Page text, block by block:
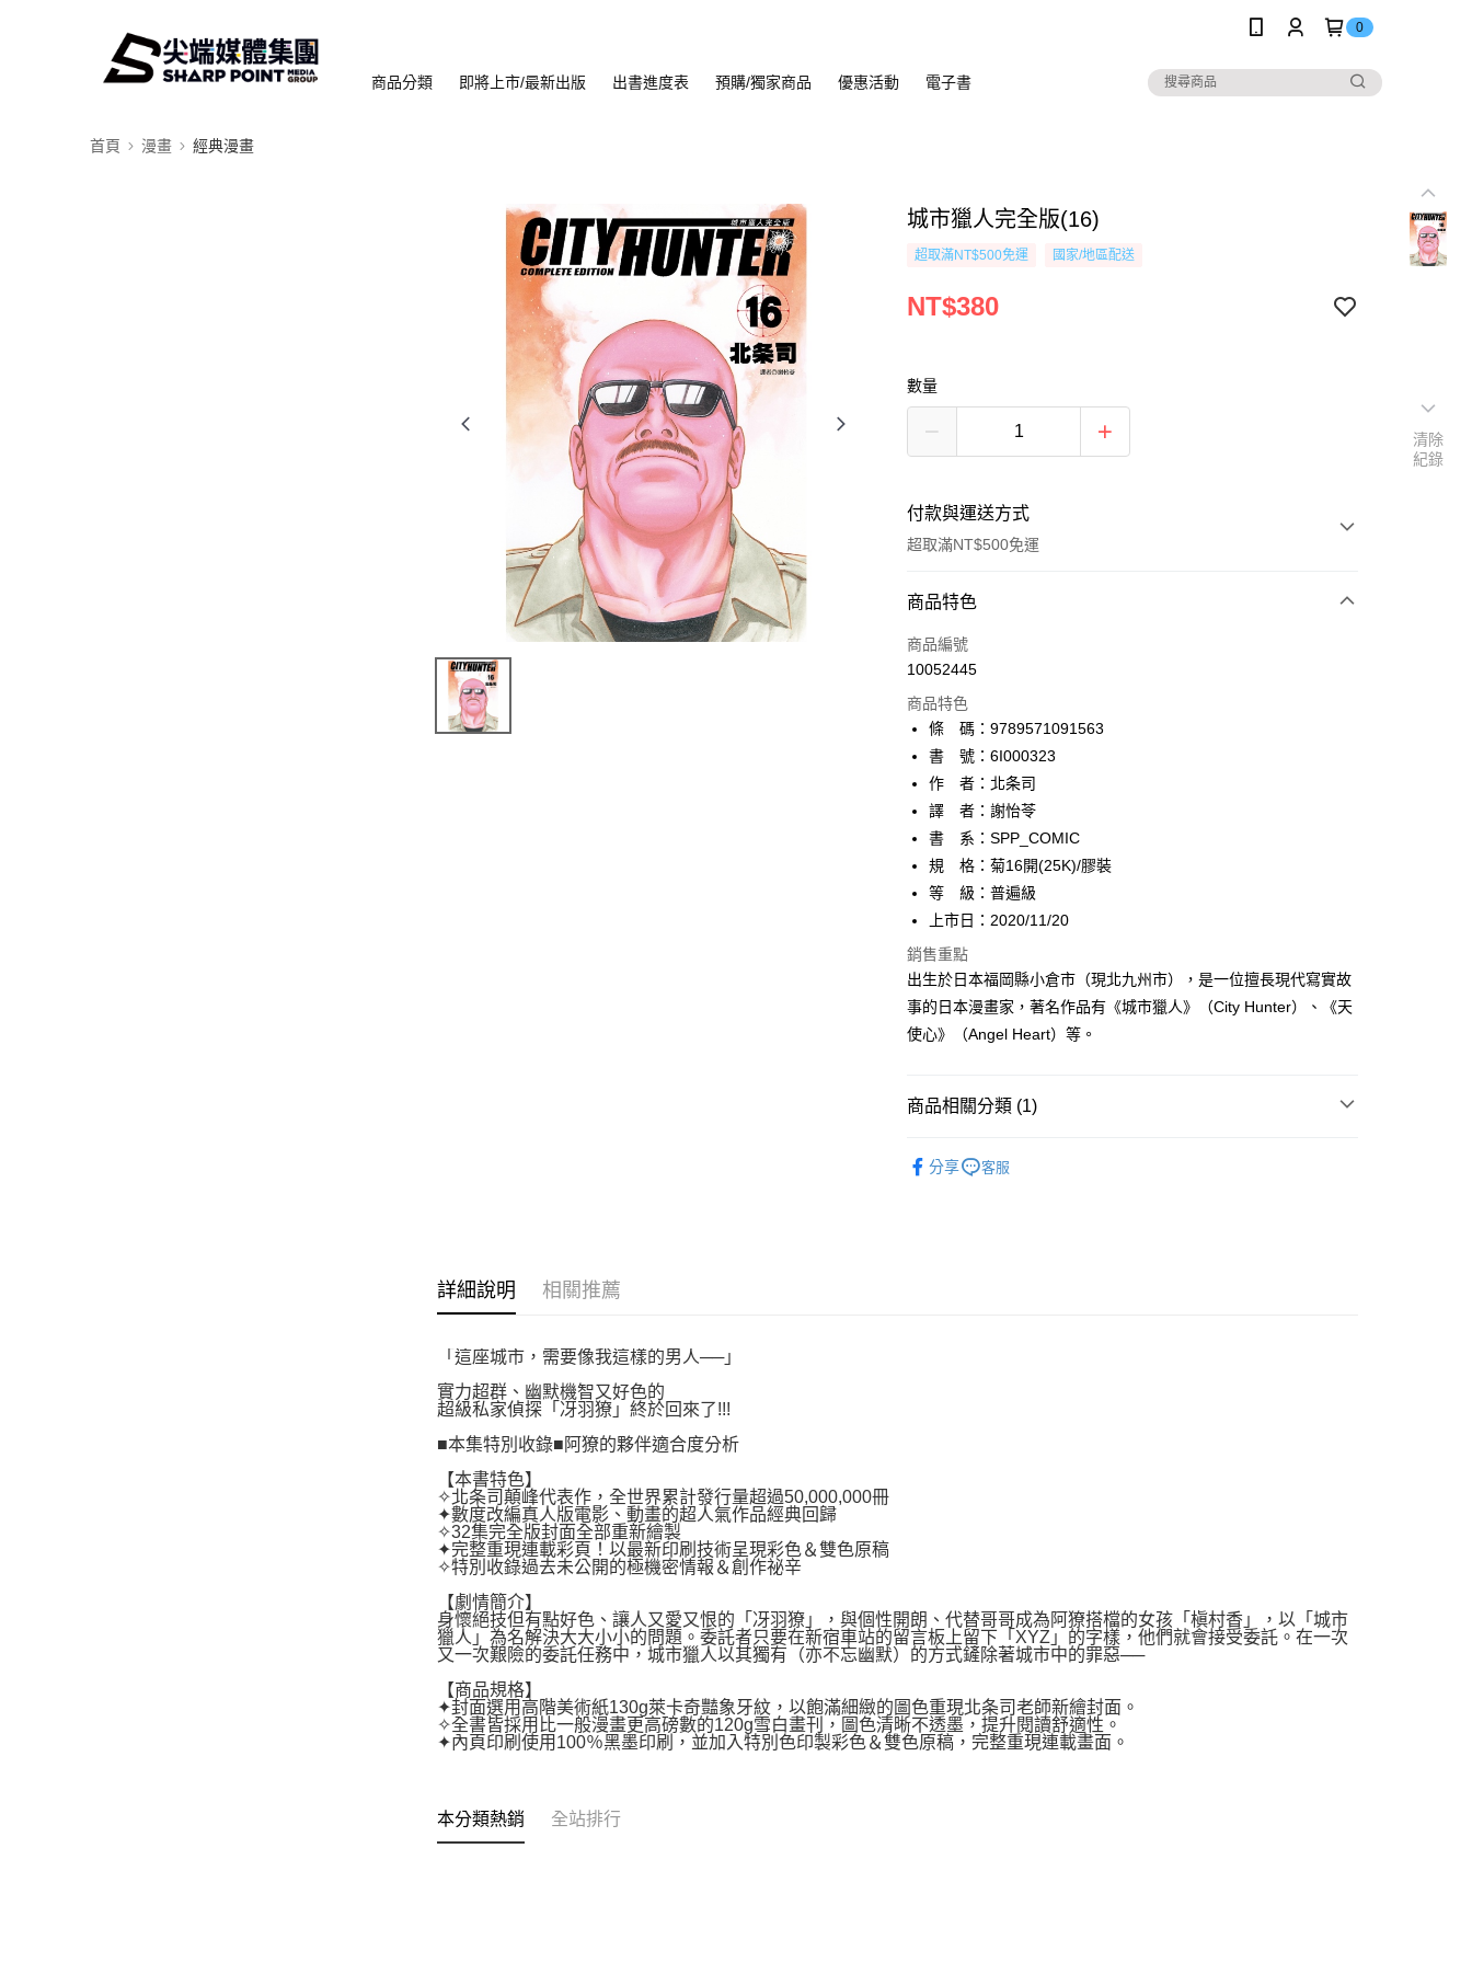
0
商品分類 即將上市/最新出版 出書進度表 預購/獨家商品 優惠活動 電子書
首頁 漫畫 經典漫畫
城市獵人完全版(16)
超取滿NT$500免運 國家/地區配送
NT$380
數量
付款與運送方式
超取滿NT$500免運
付款方式
信用卡一次付款
AFTEE先享後付
相關說明
AFTEE先享後付是「在收到商品之後才付款」的支付方式。 讓您購物簡單
便利好安心！
１．簡單：不需註冊會員、不需綁卡、不需儲值。
２．便利：只要手機號碼，簡訊認證，即可結帳。
３．安心：先確認商品／服務後，再付款。
１．於結帳方式選擇「AFTEE先享後付」後，將跳轉至「AFTEE先享後
付」結帳頁面，進行簡訊認證並確認金額後，即可完成結帳。
２．訂單成立數日內，您將收到繳費通知簡訊。
３．收到繳費通知簡訊後14天內，點擊此簡訊中的連結，可透過四大超商
／ATM／網路銀行／等多元方式進行付款，方視為交易完成。
※ 請注意：結帳手續完成當下不需立刻繳費，但若您需要取消訂單，請聯
絡購買商品的店家。未經商家同意取消之訂單仍視為有效，需透過AFTEE
是否繳費成功／繳費後需取消欲退款等相關疑問，請聯繫「AFTEE先享後
【注意事項】
ATM付款
運送方式
全家取貨付款
每筆NT$80，滿NT$500(含以上)免運費
付款後全家取貨
每筆NT$80，滿NT$500(含以上)免運費
萊爾富取貨付款
付款後萊爾富取貨
7-11取貨付款
商品特色
商品編號
10052445
商品特色
條 碼：9789571091563
書 號：6I000323
作 者：北条司
譯 者：謝怡苓
書 系：SPP_COMIC
規 格：菊16開(25K)/膠裝
等 級：普遍級
上市日：2020/11/20
銷售重點
出生於日本福岡縣小倉市（現北九州市），是一位擅長現代寫實故
事的日本漫畫家，著名作品有《城市獵人》（City Hunter）、《天
使心》（Angel Heart）等。
商品相關分類 (1)
分享
客服
詳細說明 相關推薦
「這座城市，需要像我這樣的男人──」
實力超群、幽默機智又好色的
超級私家偵探「冴羽獠」終於回來了!!!
■本集特別收錄■阿獠的夥伴適合度分析
【本書特色】
✧北条司顛峰代表作，全世界累計發行量超過50,000,000冊
✦數度改編真人版電影、動畫的超人氣作品經典回歸
✧32集完全版封面全部重新繪製
✦完整重現連載彩頁！以最新印刷技術呈現彩色＆雙色原稿
✧特別收錄過去未公開的極機密情報＆創作祕辛
【劇情簡介】
身懷絕技但有點好色、讓人又愛又恨的「冴羽獠」，與個性開朗、代替哥哥成為阿獠搭檔的女孩「槇村香」，以「城市
獵人」為名解決大大小小的問題。委託者只要在新宿車站的留言板上留下「XYZ」的字樣，他們就會接受委託。在一次
又一次艱險的委託任務中，城市獵人以其獨有（亦不忘幽默）的方式鏟除著城市中的罪惡──
【商品規格】
✦封面選用高階美術紙130g萊卡奇豔象牙紋，以飽滿細緻的圖色重現北条司老師新繪封面。
✧全書皆採用比一般漫畫更高磅數的120g雪白畫刊，圖色清晰不透墨，提升閱讀舒適性。
✦內頁印刷使用100％黑墨印刷，並加入特別色印製彩色＆雙色原稿，完整重現連載畫面。
本分類熱銷 全站排行
清除
紀錄